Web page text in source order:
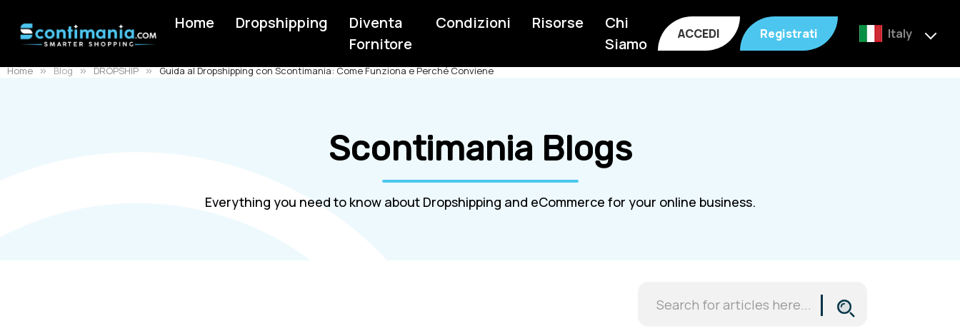
Home Dropshipping
Diventa
Fornitore
Condizioni Risorse
Chi
Siamo
ACCEDI Registrati Italy
Home Blog DROPSHIP Guida al Dropshipping con Scontimania: Come Funziona e Perché Conviene
Scontimania Blogs
Everything you need to know about Dropshipping and eCommerce for your online business.